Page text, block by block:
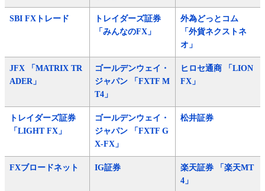
SBI FXトレード
トレイダーズ証券
「みんなのFX」
外為どっとコム
「外貨ネクストネ
オ」
JFX 「MATRIX TR
ADER」
ゴールデンウェイ・
ジャパン 「FXTF M
T4」
ヒロセ通商 「LION
FX」
トレイダーズ証券
「LIGHT FX」
ゴールデンウェイ・
ジャパン 「FXTF G
X-FX」
松井証券
FXブロードネット IG証券
楽天証券 「楽天MT
4」